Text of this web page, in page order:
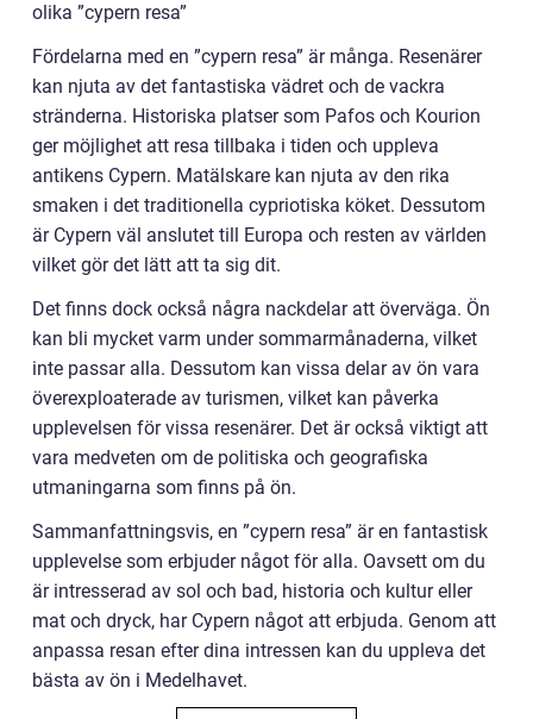
olika ”cypern resa”
Fördelarna med en ”cypern resa” är många. Resenärer
kan njuta av det fantastiska vädret och de vackra
stränderna. Historiska platser som Pafos och Kourion
ger möjlighet att resa tillbaka i tiden och uppleva
antikens Cypern. Matälskare kan njuta av den rika
smaken i det traditionella cypriotiska köket. Dessutom
är Cypern väl anslutet till Europa och resten av världen
vilket gör det lätt att ta sig dit.
Det finns dock också några nackdelar att överväga. Ön
kan bli mycket varm under sommarmånaderna, vilket
inte passar alla. Dessutom kan vissa delar av ön vara
överexploaterade av turismen, vilket kan påverka
upplevelsen för vissa resenärer. Det är också viktigt att
vara medveten om de politiska och geografiska
utmaningarna som finns på ön.
Sammanfattningsvis, en ”cypern resa” är en fantastisk
upplevelse som erbjuder något för alla. Oavsett om du
är intresserad av sol och bad, historia och kultur eller
mat och dryck, har Cypern något att erbjuda. Genom att
anpassa resan efter dina intressen kan du uppleva det
bästa av ön i Medelhavet.